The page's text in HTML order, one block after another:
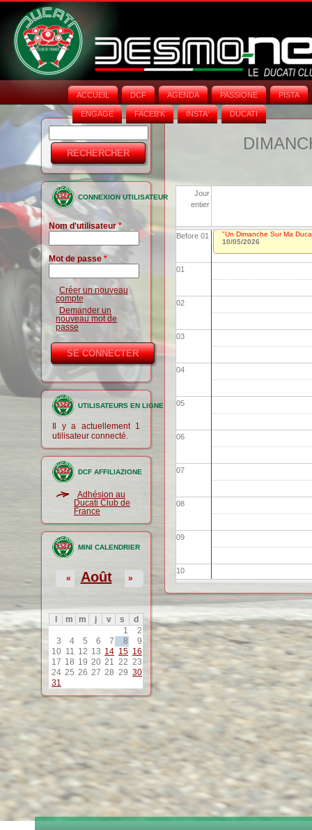
ACCUEIL DCF AGENDA PASSIONE PISTA
ENGAGE FACEB'K INSTA‘ DUCATI
Formulaire
de
recherche
CONNEXION UTILISATEUR
Nom d'utilisateur*
Mot de passe *
Créer un nouveau
compte
Demander un
nouveau mot de
passe
UTILISATEURS EN LIGNE
Il y a actuellement 1
utilisateur connecté.
DCF AFFILIAZIONE
Adhésion au
Ducati Club de
France
MINI CALENDRIER
Août
« »
m m j v s
d
1
2
3
4 5 6 7 8
9
10 11 12 13 14 15 16
17 18 19 20 21 22 23
24 25 26 27 28 29 30
31
Jour
entier
Before 01
01
02
03
04
05
06
07
08
09
10
11
12
13
15
17
"Un Dimanche Sur Ma
10/05/2026